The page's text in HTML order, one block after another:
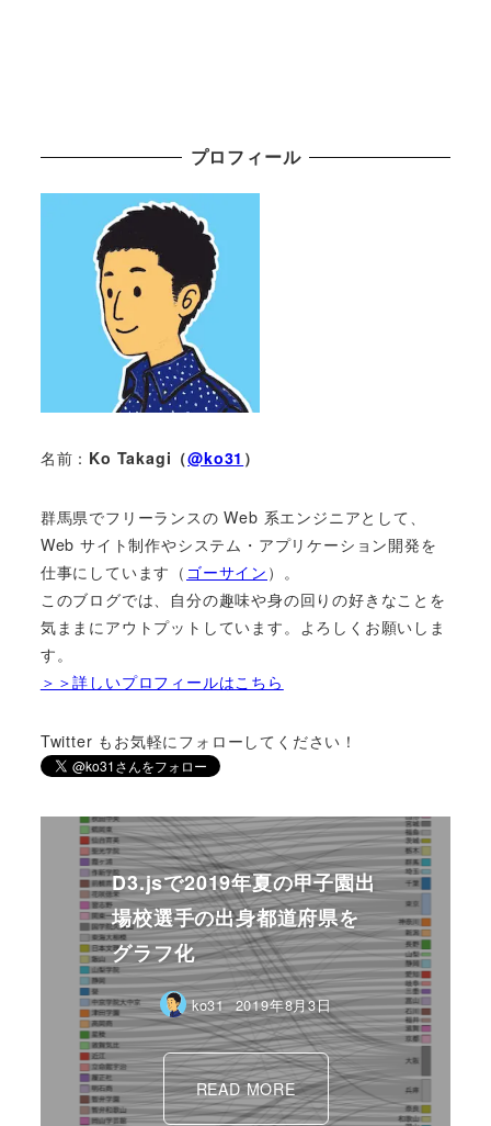
プロフィール
名前： Ko Takagi（@ko31 ）
群馬県でフリーランスの Web 系エンジニアとして、
Web サイト制作やシステム・アプリケーション開発を
仕事にしています（ ゴーサイン ）。
このブログでは、自分の趣味や身の回りの好きなことを
気ままにアウトプットしています。よろしくお願いしま
す。
＞＞詳しいプロフィールはこちら
Twitter もお気軽にフォローしてください！
D3.jsで2019年夏の甲子園出
場校選手の出身都道府県を
グラフ化
ko31 2019年8月3日
READ MORE